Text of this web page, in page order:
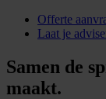
Offerte
Laat je
Samen de
maakt.